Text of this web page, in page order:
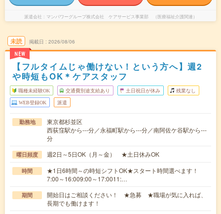
派遣会社 マンパワーグループ株式会社 ケアサービス事業部 （医療福祉介護関連）
未読
NEW
掲載日 2026/08/06
【フルタイムじゃ働けない！という方へ】週2
や時短もOK＊ケアスタッフ
職種未経験OK 交通費別途支給あり 土日祝日が休み 残業なし
WEB登録OK 派遣
勤務地
東京都杉並区
西荻窪駅から---分／永福町駅から---分／南阿佐ケ谷駅から---
分
曜日頻度 週2日～5日OK（月～金） ★土日休みOK
時間
★1日6時間～の時短シフトOK★スタート時間選べます！
7:00～16:009:00～17:0011:…
期間
開始日はご相談ください！ ★急募 ★職場が気に入れば、
長期でも働けます！